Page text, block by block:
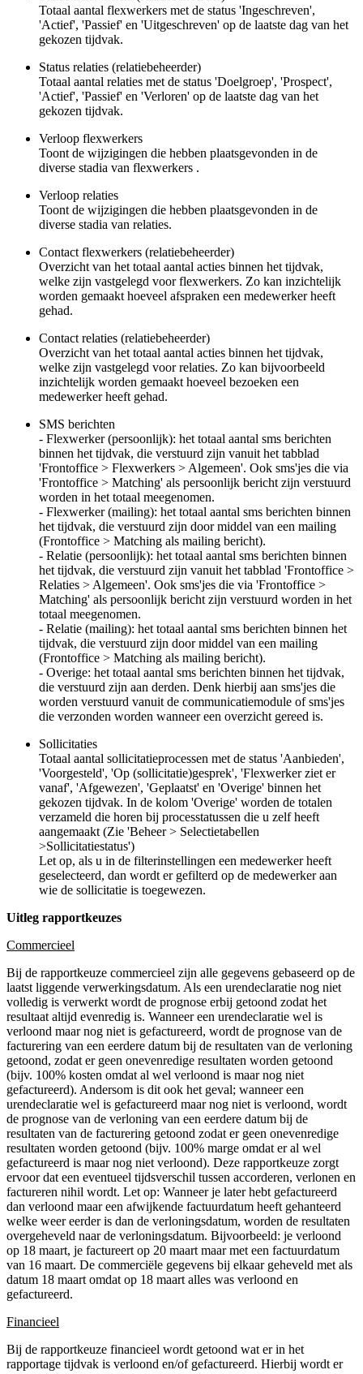
Totaal aantal flexwerkers met de status 'Ingeschreven',
'Actief', 'Passief' en 'Uitgeschreven' op de laatste dag van het
gekozen tijdvak.
Status relaties (relatiebeheerder)
Totaal aantal relaties met de status 'Doelgroep', 'Prospect',
'Actief', 'Passief' en 'Verloren' op de laatste dag van het
gekozen tijdvak.
Verloop flexwerkers
Toont de wijzigingen die hebben plaatsgevonden in de
diverse stadia van flexwerkers .
Verloop relaties
Toont de wijzigingen die hebben plaatsgevonden in de
diverse stadia van relaties.
Contact flexwerkers (relatiebeheerder)
Overzicht van het totaal aantal acties binnen het tijdvak,
welke zijn vastgelegd voor flexwerkers. Zo kan inzichtelijk
worden gemaakt hoeveel afspraken een medewerker heeft
gehad.
Contact relaties (relatiebeheerder)
Overzicht van het totaal aantal acties binnen het tijdvak,
welke zijn vastgelegd voor relaties. Zo kan bijvoorbeeld
inzichtelijk worden gemaakt hoeveel bezoeken een
medewerker heeft gehad.
SMS berichten
- Flexwerker (persoonlijk): het totaal aantal sms berichten
binnen het tijdvak, die verstuurd zijn vanuit het tabblad
'Frontoffice > Flexwerkers > Algemeen'. Ook sms'jes die via
'Frontoffice > Matching' als persoonlijk bericht zijn verstuurd
worden in het totaal meegenomen.
- Flexwerker (mailing): het totaal aantal sms berichten binnen
het tijdvak, die verstuurd zijn door middel van een mailing
(Frontoffice > Matching als mailing bericht).
- Relatie (persoonlijk): het totaal aantal sms berichten binnen
het tijdvak, die verstuurd zijn vanuit het tabblad 'Frontoffice >
Relaties > Algemeen'. Ook sms'jes die via 'Frontoffice >
Matching' als persoonlijk bericht zijn verstuurd worden in het
totaal meegenomen.
- Relatie (mailing): het totaal aantal sms berichten binnen het
tijdvak, die verstuurd zijn door middel van een mailing
(Frontoffice > Matching als mailing bericht).
- Overige: het totaal aantal sms berichten binnen het tijdvak,
die verstuurd zijn aan derden. Denk hierbij aan sms'jes die
worden verstuurd vanuit de communicatiemodule of sms'jes
die verzonden worden wanneer een overzicht gereed is.
Sollicitaties
Totaal aantal sollicitatieprocessen met de status 'Aanbieden',
'Voorgesteld', 'Op (sollicitatie)gesprek', 'Flexwerker ziet er
vanaf', 'Afgewezen', 'Geplaatst' en 'Overige' binnen het
gekozen tijdvak. In de kolom 'Overige' worden de totalen
verzameld die horen bij processtatussen die u zelf heeft
aangemaakt (Zie 'Beheer > Selectietabellen
>Sollicitatiestatus')
Let op, als u in de filterinstellingen een medewerker heeft
geselecteerd, dan wordt er gefilterd op de medewerker aan
wie de sollicitatie is toegewezen.
Uitleg rapportkeuzes
Commercieel
Bij de rapportkeuze commercieel zijn alle gegevens gebaseerd op de
laatst liggende verwerkingsdatum. Als een urendeclaratie nog niet
volledig is verwerkt wordt de prognose erbij getoond zodat het
resultaat altijd evenredig is. Wanneer een urendeclaratie wel is
verloond maar nog niet is gefactureerd, wordt de prognose van de
facturering van een eerdere datum bij de resultaten van de verloning
getoond, zodat er geen onevenredige resultaten worden getoond
(bijv. 100% kosten omdat al wel verloond is maar nog niet
gefactureerd). Andersom is dit ook het geval; wanneer een
urendeclaratie wel is gefactureerd maar nog niet is verloond, wordt
de prognose van de verloning van een eerdere datum bij de
resultaten van de facturering getoond zodat er geen onevenredige
resultaten worden getoond (bijv. 100% marge omdat er al wel
gefactureerd is maar nog niet verloond). Deze rapportkeuze zorgt
ervoor dat een eventueel tijdsverschil tussen accorderen, verlonen en
factureren nihil wordt. Let op: Wanneer je later hebt gefactureerd
dan verloond maar een afwijkende factuurdatum heeft gehanteerd
welke weer eerder is dan de verloningsdatum, worden de resultaten
overgeheveld naar de verloningsdatum. Bijvoorbeeld: je verloond
op 18 maart, je factureert op 20 maart maar met een factuurdatum
van 16 maart. De commerciële gegevens bij elkaar geheveld met als
datum 18 maart omdat op 18 maart alles was verloond en
gefactureerd.
Financieel
Bij de rapportkeuze financieel wordt getoond wat er in het
rapportage tijdvak is verloond en/of gefactureerd. Hierbij wordt er